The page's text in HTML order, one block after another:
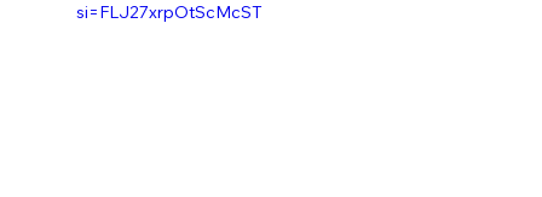
si=FLJ27xrpOtScMcST